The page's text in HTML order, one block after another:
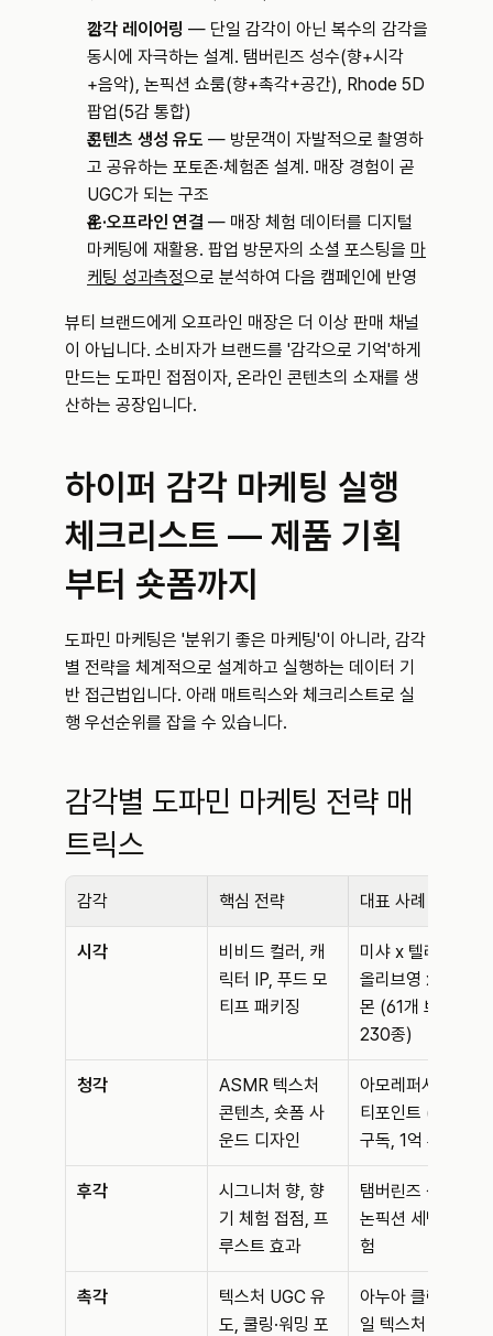
감각 레이어링 — 단일 감각이 아닌 복수의 감각을
동시에 자극하는 설계. 탬버린즈 성수(향+시각
+음악), 논픽션 쇼룸(향+촉각+공간), Rhode 5D
팝업(5감 통합)
콘텐츠 생성 유도 — 방문객이 자발적으로 촬영하
고 공유하는 포토존·체험존 설계. 매장 경험이 곧
UGC가 되는 구조
온·오프라인 연결 — 매장 체험 데이터를 디지털
마케팅에 재활용. 팝업 방문자의 소셜 포스팅을 마
케팅 성과측정으로 분석하여 다음 캠페인에 반영
뷰티 브랜드에게 오프라인 매장은 더 이상 판매 채널
이 아닙니다. 소비자가 브랜드를 '감각으로 기억'하게
만드는 도파민 접점이자, 온라인 콘텐츠의 소재를 생
산하는 공장입니다.
하이퍼 감각 마케팅 실행
체크리스트 — 제품 기획
부터 숏폼까지
도파민 마케팅은 '분위기 좋은 마케팅'이 아니라, 감각
별 전략을 체계적으로 설계하고 실행하는 데이터 기
반 접근법입니다. 아래 매트릭스와 체크리스트로 실
행 우선순위를 잡을 수 있습니다.
감각별 도파민 마케팅 전략 매
트릭스
감각 핵심 전략 대표 사례
시각
비비드 컬러, 캐
릭터 IP, 푸드 모
티프 패키징
미샤 x 텔레토비,
올리브영 x 포켓
몬 (61개 브랜드,
230종)
청각
ASMR 텍스처
콘텐츠, 숏폼 사
운드 디자인
아모레퍼시픽 뷰
티포인트 (110만
구독, 1억 뷰)
후각
시그니처 향, 향
기 체험 접점, 프
루스트 효과
탬버린즈 성수,
논픽션 세면대 체
험
촉각
텍스처 UGC 유
도, 쿨링·워밍 포
아누아 클렌징 오
일 텍스처 UGC